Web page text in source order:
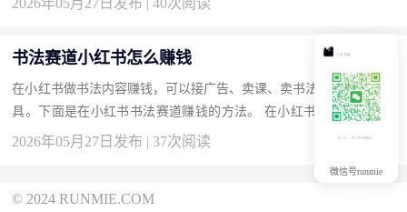
2026年05月27日发布 | 40次阅读
书法赛道小红书怎么赚钱
在小红书做书法内容赚钱，可以接广告、卖课、卖书法作品或书法用
具。下面是在小红书书法赛道赚钱的方法。 在小红书中通过书法内
容变现的操作步骤 持续发布高质量的书法视频和作品图，积累喜
2026年05月27日发布 | 37次阅读
© 2024 RUNMIE.COM
微信号runmie